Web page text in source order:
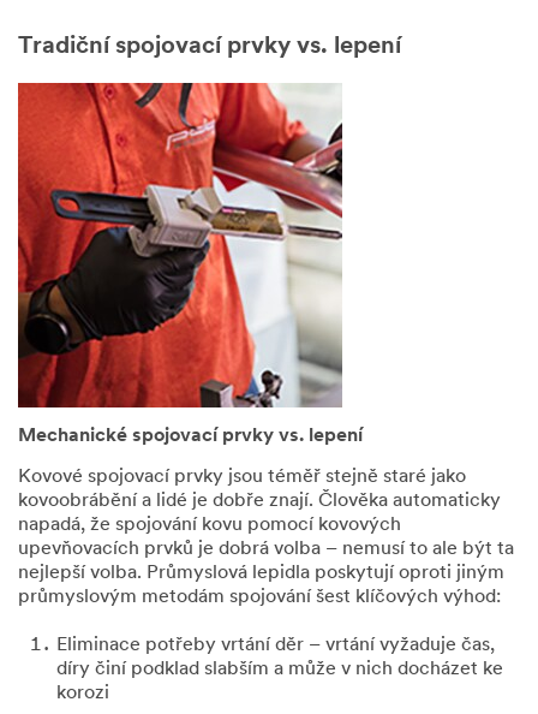
kterými
souladu
se
zásadami
ochrany
osobních
údajů
společnosti
3M.
Vyberte ze seznamu
Typ dotazu
Vyberte ze seznamu
Tradiční spojovací prvky vs. lepení
Mechanické spojovací prvky vs. lepení
Kovové spojovací prvky jsou téměř stejně staré jako
kovoobrábění a lidé je dobře znají. Člověka automaticky
napadá, že spojování kovu pomocí kovových
upevňovacích prvků je dobrá volba – nemusí to ale být ta
nejlepší volba. Průmyslová lepidla poskytují oproti jiným
průmyslovým metodám spojování šest klíčových výhod:
Eliminace potřeby vrtání děr – vrtání vyžaduje čas,
díry činí podklad slabším a může v nich docházet ke
korozi